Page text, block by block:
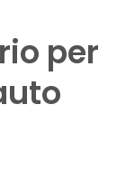
per